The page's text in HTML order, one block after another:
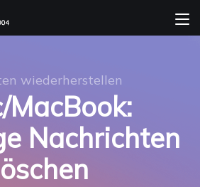
wiederherstellen
MacBook:
Nachrichten